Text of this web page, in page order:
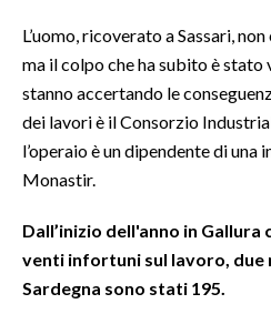
SARDI NEL MONDO
#CARAUNIONE
INSULARITÀ
L’uomo, ricoverato a Sassari,
ma il colpo che ha subito è stato
stanno accertando le
dei lavori è il Consorzio
l’operaio è un dipendente di una
Monastir.
Dall’inizio dell'anno in Gallura
venti infortuni sul lavoro, due
Sardegna sono stati 195.